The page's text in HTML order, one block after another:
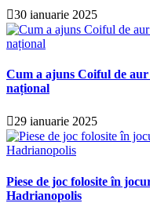
30 ianuarie 2025
Cum a ajuns Coiful de
național
29 ianuarie 2025
Piese de joc folosite în
Hadrianopolis